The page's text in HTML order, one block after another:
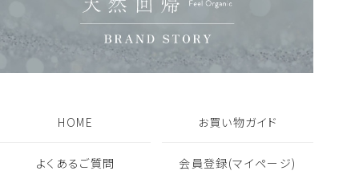
その後よくすすいでください。
※少量でも泡立ちます。
※トライアルパウチの場合はミディアムヘアで500円玉程度が目
安です。
※髪の長さや汚れ具合に合わせて調整してください。
体になじませてください。
ギフト・セット商品一覧を見る
HOME お買い物ガイド
よくあるご質問 会員登録(マイページ)